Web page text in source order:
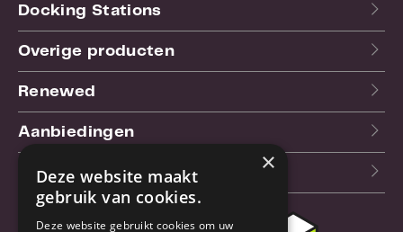
Docking Stations
Overige producten
Renewed
Aanbiedingen
Blog ×
Deze website maakt
gebruik van cookies.
Deze website gebruikt cookies om uw